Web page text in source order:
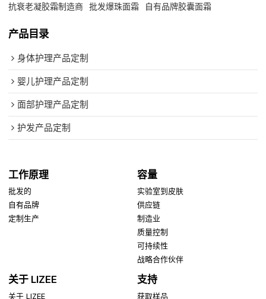
抗衰老凝胶霜制造商
批发爆珠面霜 自有品牌胶囊面霜
产品目录
身体护理产品定制
婴儿护理产品定制
面部护理产品定制
护发产品定制
工作原理
批发的
自有品牌
定制生产
容量
实验室到皮肤
供应链
制造业
质量控制
可持续性
战略合作伙伴
关于 LIZEE
关于 LIZEE
支持
获取样品